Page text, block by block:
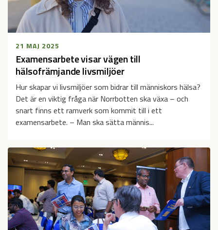
Examensarbete visar vägen till
hälsofrämjande livsmiljöer
21 MAJ 2025
Hur skapar vi livsmiljöer som bidrar till människors hälsa?
Det är en viktig fråga när Norrbotten ska växa – och
snart finns ett ramverk som kommit till i ett
examensarbete. – Man ska sätta männis...